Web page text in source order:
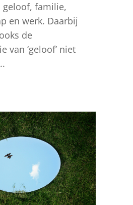
geloof, familie,
en werk. Daarbij
de
van ‘geloof’ niet